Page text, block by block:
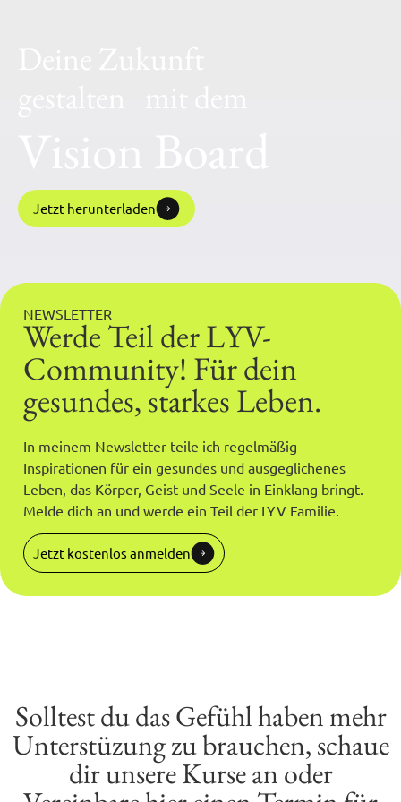
Jetzt herunterladen
NEWSLETTER
Werde Teil der LYV-
Community! Für dein
gesundes, starkes Leben.
In meinem Newsletter teile ich regelmäßig
Inspirationen für ein gesundes und ausgeglichenes
Leben, das Körper, Geist und Seele in Einklang bringt.
Melde dich an und werde ein Teil der LYV Familie.
Jetzt kostenlos anmelden
Solltest du das Gefühl haben mehr
Unterstüzung zu brauchen, schaue
dir unsere Kurse an oder